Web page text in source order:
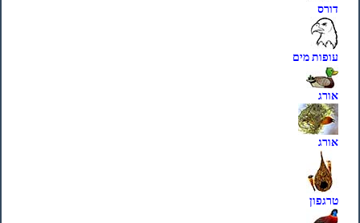
דורס
עופות מים
אורג
אורג
טרגפון